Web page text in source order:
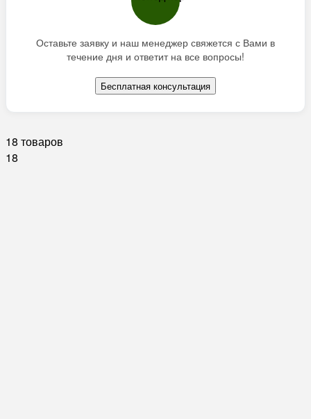
Оставьте заявку и наш менеджер свяжется с Вами в
течение дня и ответит на все вопросы!
Бесплатная консультация
18 товаров
18